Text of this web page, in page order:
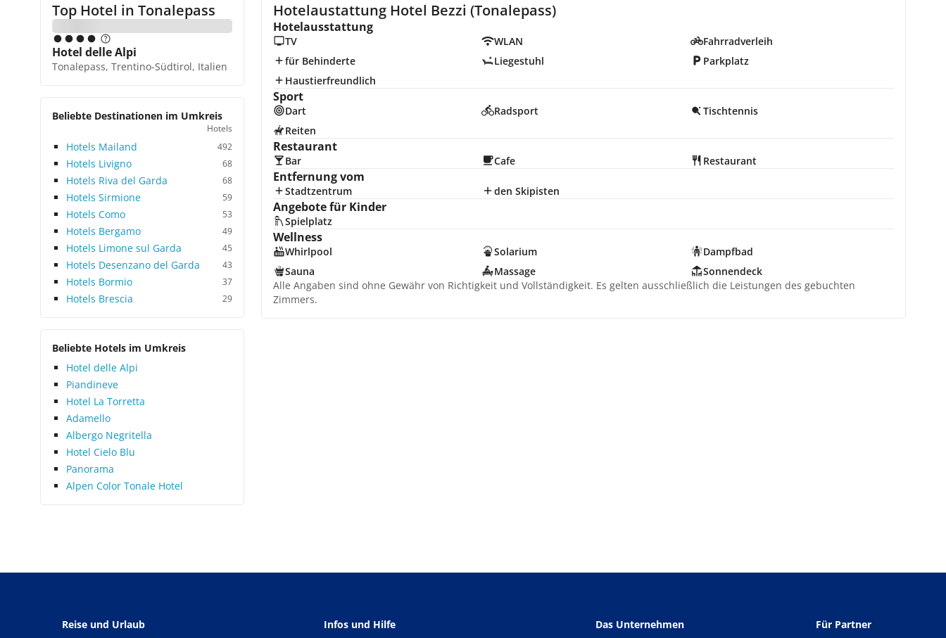
Top Hotel in Tonalepass
Hotel delle Alpi
Tonalepass, Trentino-Südtirol, Italien
Beliebte Destinationen im Umkreis
Hotels
Hotels Mailand 492
Hotels Livigno 68
Hotels Riva del Garda 68
Hotels Sirmione 59
Hotels Como 53
Hotels Bergamo 49
Hotels Limone sul Garda 45
Hotels Desenzano del Garda 43
Hotels Bormio 37
Hotels Brescia 29
Beliebte Hotels im Umkreis
Hotel delle Alpi
Piandineve
Hotel La Torretta
Adamello
Albergo Negritella
Hotel Cielo Blu
Panorama
Alpen Color Tonale Hotel
Hotelaustattung Hotel Bezzi (Tonalepass)
Hotelausstattung
TV WLAN
Fahrradverleih
für Behinderte
Liegestuhl
Parkplatz
Haustierfreundlich
Sport
Dart Radsport
Tischtennis
Reiten
Restaurant
Bar Cafe Restaurant
Entfernung vom
Stadtzentrum den Skipisten
Angebote für Kinder
Spielplatz
Wellness
Whirlpool Solarium
Dampfbad
Sauna
Massage
Sonnendeck
Alle Angaben sind ohne Gewähr von Richtigkeit und Vollständigkeit. Es gelten ausschließlich die Leistungen des gebuchten
Zimmers.
Reise und Urlaub Infos und Hilfe Das Unternehmen Für Partner